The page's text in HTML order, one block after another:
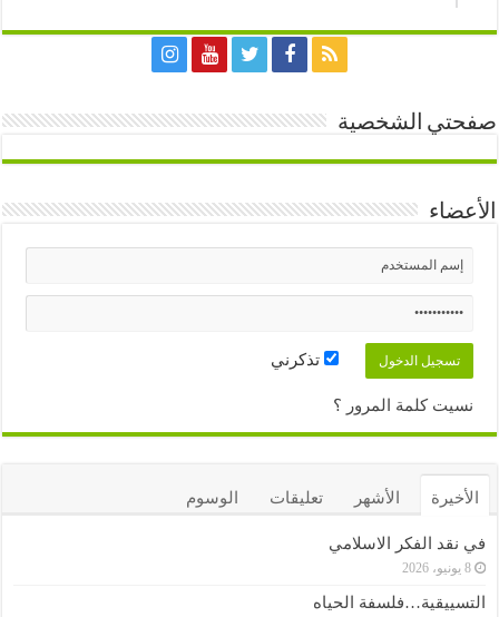
صفحتي الشخصية
الأعضاء
تذكرني
نسيت كلمة المرور ؟
الأخيرة الأشهر تعليقات الوسوم
في نقد الفكر الاسلامي
8 يونيو، 2026
التسييقية…فلسفة الحياه